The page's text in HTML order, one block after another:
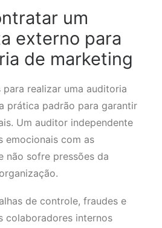
um
externo para
de marketing
realizar uma auditoria
prática padrão para garantir
Um auditor independente
emocionais com as
não sofre pressões da
de controle, fraudes e
colaboradores internos